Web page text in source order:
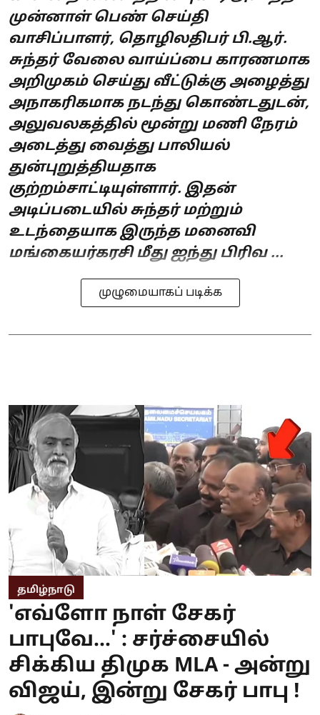
முன்னாள் பெண் செய்தி
வாசிப்பாளர், தொழிலதிபர் பி.ஆர்.
சுந்தர் வேலை வாய்ப்பை காரணமாக
அறிமுகம் செய்து வீட்டுக்கு அழைத்து
அநாகரிகமாக நடந்து கொண்டதுடன்,
அலுவலகத்தில் மூன்று மணி நேரம்
அடைத்து வைத்து பாலியல்
துன்புறுத்தியதாக
குற்றம்சாட்டியுள்ளார். இதன்
அடிப்படையில் சுந்தர் மற்றும்
உடந்தையாக இருந்த மனைவி
மங்கையர்கரசி மீது ஐந்து பிரிவ ...
முழுமையாகப் படிக்க
தமிழ்நாடு
'எவ்ளோ நாள் சேகர்
பாபுவே...' : சர்ச்சையில்
சிக்கிய திமுக MLA - அன்று
விஜய், இன்று சேகர் பாபு !